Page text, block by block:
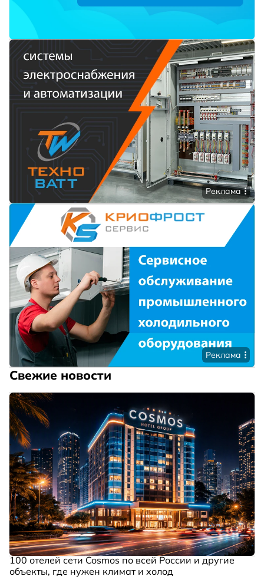
Реклама
Реклама
Свежие новости
100 отелей сети Cosmos по всей России и другие
объекты, где нужен климат и холод